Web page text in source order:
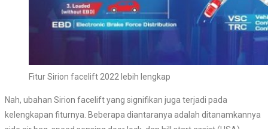
Fitur Sirion facelift 2022 lebih lengkap
Nah, ubahan Sirion facelift yang signifikan juga terjadi pada
kelengkapan fiturnya. Beberapa diantaranya adalah ditanamkannya